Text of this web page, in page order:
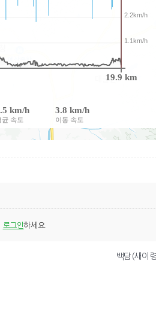
로그인하세요.
백담(새이